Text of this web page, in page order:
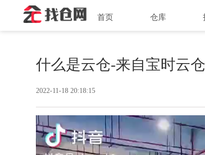
首页 仓库
什么是云仓-来自宝时云
2022-11-18 20:18:15